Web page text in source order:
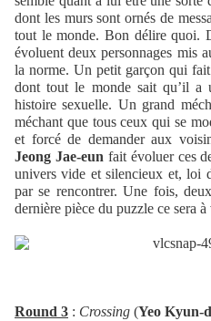
dont les murs sont ornés de
tout le monde. Bon délire quoi.
évoluent deux personnages mis
la norme. Un petit garçon qui
dont tout le monde sait qu’il a
histoire sexuelle. Un grand
méchant que tous ceux qui se
et forcé de demander aux
Jeong Jae-eun fait évoluer ces
univers vide et silencieux et, loi
par se rencontrer. Une fois,
dernière pièce du puzzle ce sera à
Round 3 : Crossing (Yeo Kyun-